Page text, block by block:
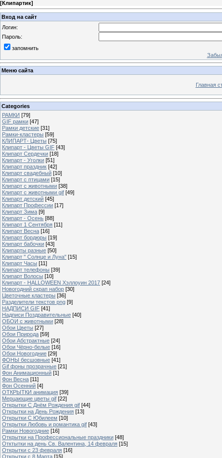
[Клипартик]
Вход на сайт
Логин:
Пароль:
запомнить
Меню сайта
Главная
Categories
РАМКИ [79]
GIF рамки [47]
Рамки детские [31]
Рамки-кластеры [59]
КЛИПАРТ- Цветы [75]
Клипарт - Цветы GIF [43]
Клипарт Сердечки [18]
Клипарт - Уголки [51]
Клипарт праздник [42]
Клипарт свадебный [10]
Клипарт с птицами [15]
Клипарт с животными [38]
Клипарт с животными gif [49]
Клипарт детский [45]
Клипарт Профессии [17]
Клипарт Зима [9]
Клипарт - Осень [88]
Клипарт 1 Сентября [11]
Клипарт Весна [16]
Клипарт бордюры [19]
Клипарт бабочки [43]
Клипарты разные [50]
Клипарт " Солнце и Луна" [15]
Клипарт Часы [11]
Клипарт телефоны [39]
Клипарт Волосы [10]
Клипарт - HALLOWEEN Хэллоуин 2017 [24]
Новогодний скрап набор [30]
Цветочные кластеры [36]
Разделители текстов png [9]
НАДПИСИ GIF [41]
Надписи Поздравительные [40]
ОБОИ с животными [28]
Обои Цветы [27]
Обои Природа [59]
Обои Абстрактные [24]
Обои Чёрно-белые [16]
Обои Новогодние [29]
ФОНЫ бесшовные [41]
Gif фоны прозрачные [21]
Фон Анимационный [1]
Фон Весна [11]
Фон Осенний [4]
ОТКРЫТКИ анимация [39]
Мерцающие цветы gif [22]
Открытки С Днём Рождения gif [44]
Открытки на День Рождения [13]
Открытки С Юбилеем [10]
Открытки Любовь и романтика gif [43]
Рамки Новогодние [16]
Открытки на Профессиональные праздники [48]
Отктытки на день Св. Валентина, 14 февраля [15]
Открытки с 23 февраля [16]
Открытки с 8 Марта [15]